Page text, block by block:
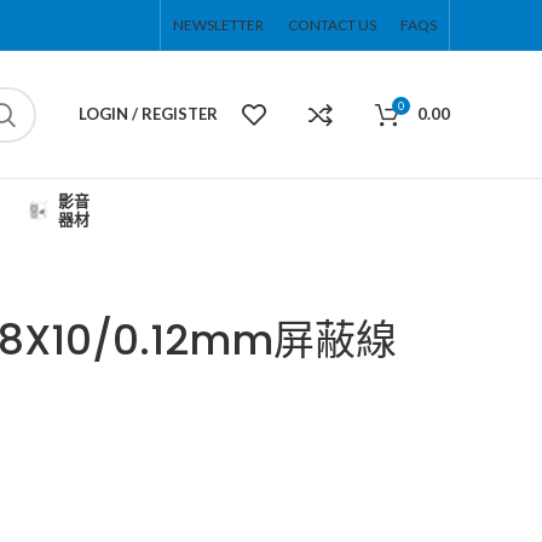
NEWSLETTER CONTACT US FAQS
LOGIN / REGISTER 0 0.00
影音
器材
0.12mm屏蔽線